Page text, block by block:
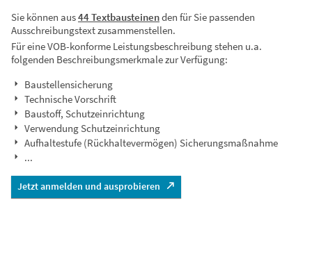
Sie können aus44 Textbausteinenden für Sie passenden
Ausschreibungstext zusammenstellen.
Für eine VOB-konforme Leistungsbeschreibung stehen u.a.
folgenden Beschreibungsmerkmale zur Verfügung:
Baustellensicherung
Technische Vorschrift
Baustoff, Schutzeinrichtung
Verwendung Schutzeinrichtung
Aufhaltestufe (Rückhaltevermögen) Sicherungsmaßnahme
...
Jetzt anmelden und ausprobieren